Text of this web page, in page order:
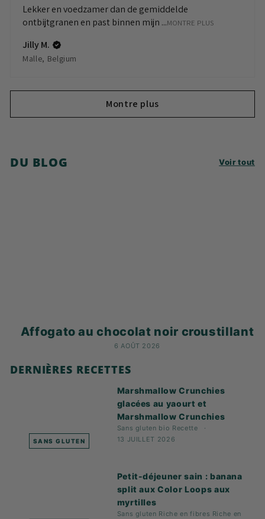
Lekker en voedzamer dan de gemiddelde
ontbijtgranen en past binnen mijn ...MONTRE PLUS
Jilly M.
Malle, Belgium
Montre plus
DU BLOG Voir tout
Affogato au chocolat noir croustillant
6 AOÛT 2026
DERNIÈRES RECETTES
SANS GLUTEN
Marshmallow Crunchies
glacées au yaourt et
Marshmallow Crunchies
Sans gluten bio Recette
13 JUILLET 2026
Petit-déjeuner sain : banana
split aux Color Loops aux
myrtilles
Sans gluten Riche en fibres Riche en